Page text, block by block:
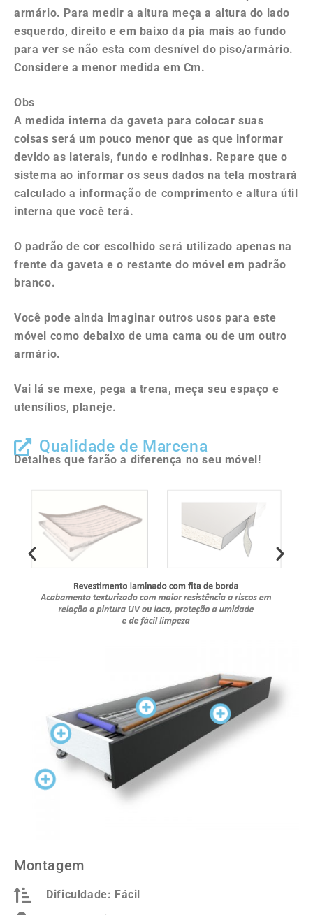
armário. Para medir a altura meça a altura do lado
esquerdo, direito e em baixo da pia mais ao fundo
para ver se não esta com desnível do piso/armário.
Considere a menor medida em Cm.
Obs
A medida interna da gaveta para colocar suas
coisas será um pouco menor que as que informar
devido as laterais, fundo e rodinhas. Repare que o
sistema ao informar os seus dados na tela mostrará
calculado a informação de comprimento e altura útil
interna que você terá.
O padrão de cor escolhido será utilizado apenas na
frente da gaveta e o restante do móvel em padrão
branco.
Você pode ainda imaginar outros usos para este
móvel como debaixo de uma cama ou de um outro
armário.
Vai lá se mexe, pega a trena, meça seu espaço e
utensílios, planeje.
Qualidade de Marcena
Detalhes que farão a diferença no seu móvel!
RODINHAS
LATERAIS E FUNDO
INTERIOR DA GAVETA
Montagem
Dificuldade: Fácil